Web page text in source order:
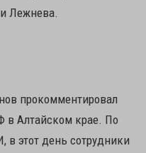
Лежнева.
прокомментировал
в Алтайском крае. По
этот день сотрудники